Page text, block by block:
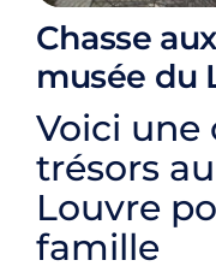
Visites exclusives
Blog
Contact
Chasse
musée du
Voici une
trésors
Louvre
famille